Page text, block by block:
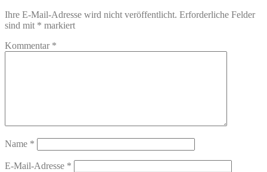
Ihre E-Mail-Adresse wird nicht veröffentlicht. Erforderliche Felder
sind mit * markiert
Kommentar *
Name *
E-Mail-Adresse *